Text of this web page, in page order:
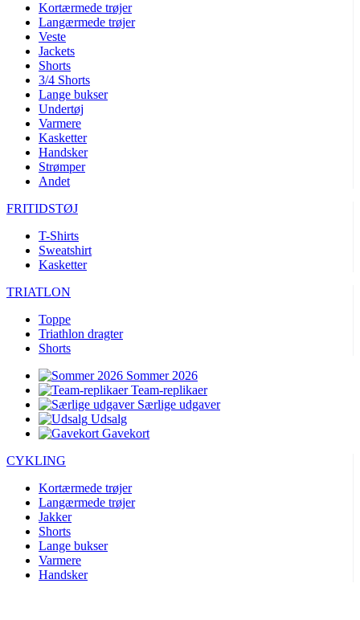
Kortærmede trøjer
Langærmede trøjer
Veste
Jackets
Shorts
3/4 Shorts
Lange bukser
Undertøj
Varmere
Kasketter
Handsker
Strømper
Andet
FRITIDSTØJ
T-Shirts
Sweatshirt
Kasketter
TRIATLON
Toppe
Triathlon dragter
Shorts
Sommer 2026
Team-replikaer
Særlige udgaver
Udsalg
Gavekort
CYKLING
Kortærmede trøjer
Langærmede trøjer
Jakker
Shorts
Lange bukser
Varmere
Handsker